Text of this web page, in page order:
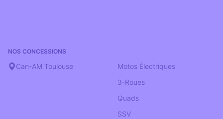
NOS CONCESSIONS
Can-AM Toulouse
Motos Électriques
3-Roues
Quads
SSV